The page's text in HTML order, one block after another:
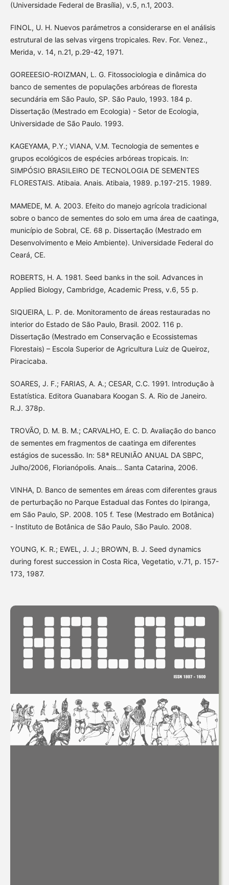
(Universidade Federal de Brasília), v.5, n.1, 2003.
FINOL, U. H. Nuevos parámetros a considerarse en el análisis
estrutural de las selvas virgens tropicales. Rev. For. Venez.,
Merida, v. 14, n.21, p.29-42, 1971.
GOREEESIO-ROIZMAN, L. G. Fitossociologia e dinâmica do
banco de sementes de populações arbóreas de floresta
secundária em São Paulo, SP. São Paulo, 1993. 184 p.
Dissertação (Mestrado em Ecologia) - Setor de Ecologia,
Universidade de São Paulo. 1993.
KAGEYAMA, P.Y.; VIANA, V.M. Tecnologia de sementes e
grupos ecológicos de espécies arbóreas tropicais. In:
SIMPÓSIO BRASILEIRO DE TECNOLOGIA DE SEMENTES
FLORESTAIS. Atibaia. Anais. Atibaia, 1989. p.197-215. 1989.
MAMEDE, M. A. 2003. Efeito do manejo agrícola tradicional
sobre o banco de sementes do solo em uma área de caatinga,
município de Sobral, CE. 68 p. Dissertação (Mestrado em
Desenvolvimento e Meio Ambiente). Universidade Federal do
Ceará, CE.
ROBERTS, H. A. 1981. Seed banks in the soil. Advances in
Applied Biology, Cambridge, Academic Press, v.6, 55 p.
SIQUEIRA, L. P. de. Monitoramento de áreas restauradas no
interior do Estado de São Paulo, Brasil. 2002. 116 p.
Dissertação (Mestrado em Conservação e Ecossistemas
Florestais) – Escola Superior de Agricultura Luiz de Queiroz,
Piracicaba.
SOARES, J. F.; FARIAS, A. A.; CESAR, C.C. 1991. Introdução à
Estatística. Editora Guanabara Koogan S. A. Rio de Janeiro.
R.J. 378p.
TROVÃO, D. M. B. M.; CARVALHO, E. C. D. Avaliação do banco
de sementes em fragmentos de caatinga em diferentes
estágios de sucessão. In: 58ª REUNIÃO ANUAL DA SBPC,
Julho/2006, Florianópolis. Anais... Santa Catarina, 2006.
VINHA, D. Banco de sementes em áreas com diferentes graus
de perturbação no Parque Estadual das Fontes do Ipiranga,
em São Paulo, SP. 2008. 105 f. Tese (Mestrado em Botânica)
- Instituto de Botânica de São Paulo, São Paulo. 2008.
YOUNG, K. R.; EWEL, J. J.; BROWN, B. J. Seed dynamics
during forest succession in Costa Rica, Vegetatio, v.71, p. 157-
173, 1987.